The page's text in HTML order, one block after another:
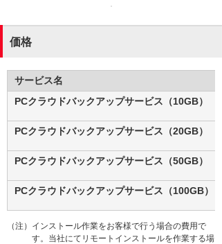
価格
サービス名
PCクラウドバックアップサービス（10GB）
PCクラウドバックアップサービス（20GB）
PCクラウドバックアップサービス（50GB）
PCクラウドバックアップサービス（100GB）
（注）インストール作業をお客様で行う場合の費用で
す。当社にてリモートインストールを作業する場